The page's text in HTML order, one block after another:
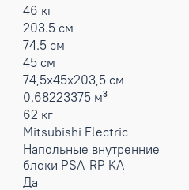
46 кг
203.5 см
74.5 см
45 см
74,5x45x203,5 см
0.68223375 м³
62 кг
Mitsubishi Electric
Напольные внутренние
блоки PSA-RP KA
Да